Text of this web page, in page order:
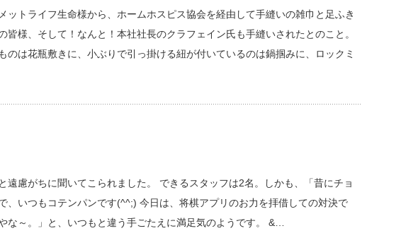
ットライフ生命様から、ホームホスピス協会を経由して手縫いの雑巾と足ふき
皆様、そして！なんと！本社社長のクラフェイン氏も手縫いされたとのこと。
のは花瓶敷きに、小ぶりで引っ掛ける紐が付いているのは鍋掴みに、ロックミ
遠慮がちに聞いてこられました。 できるスタッフは2名。しかも、「昔にチョ
、いつもコテンパンです(^^;) 今日は、将棋アプリのお力を拝借しての対決で
な～。」と、いつもと違う手ごたえに満足気のようです。 &…